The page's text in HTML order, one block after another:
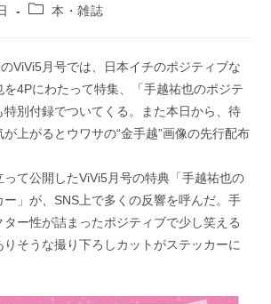
投
ゴ
リ
ー:
本・雑誌
ViVi5月号では、日本イチのポジティブな
4Pにわたって特集、「手越祐也のポジテ
特別付録でついてくる。また本日から、待
上がるとウワサの“金手越”画像の先行配布
って公開したViVi5月号の特典「手越祐也の
ー」が、SNS上で多くの反響を呼んだ。手
ー性が詰まったポジティブで少し笑える
そうな撮り下ろしカットがステッカーに